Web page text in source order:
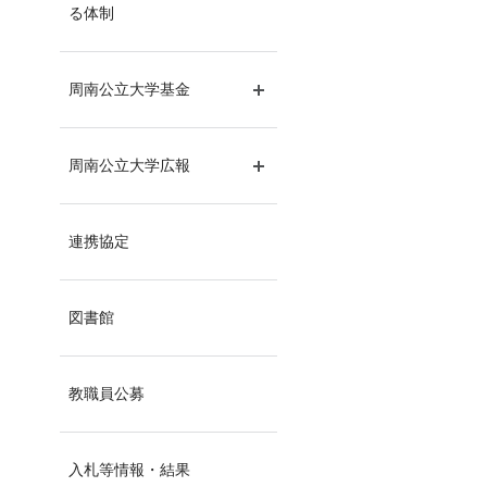
る体制
周南公立大学基金
周南公立大学広報
連携協定
図書館
教職員公募
入札等情報・結果